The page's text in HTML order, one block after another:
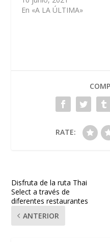
En «A LA ÚLTIMA»
RATE:
Disfruta de la ruta Thai
Select a través de
diferentes restaurantes
ANTERIOR